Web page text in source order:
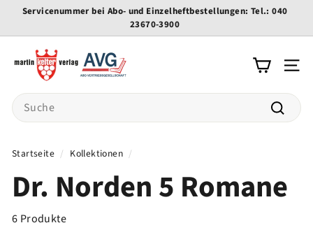
Direkt
Inhalt
Pause
Servicenummer bei Abo- und Einzelheftbestellungen: Tel.: 040
23670-3900
e
t
e
-
v
e
r
Search
Suche
Startseite / Kollektionen /
Dr. Norden 5 Romane
6 Produkte